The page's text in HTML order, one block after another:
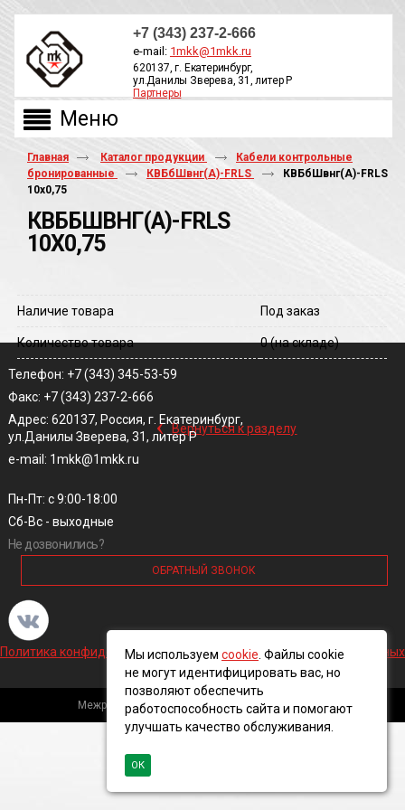
+7 (343) 237-2-666
e-mail: 1mkk@1mkk.ru
620137, г. Екатеринбург,
ул.Данилы Зверева, 31, литер Р
Партнеры
Главная Каталог продукции
Кабели контрольные
бронированные
КВБбШвнг(A)-FRLS
КВБбШвнг(A)-FRLS
10х0,75
КВББШВНГ(A)-FRLS
10Х0,75
Наличие товара Под заказ
Количество товара 0(на складе)
‹ Вернуться к разделу
Телефон: +7 (343) 345-53-59
Факс: +7 (343) 237-2-666
Адрес: 620137, Россия, г. Екатеринбург,
ул.Данилы Зверева, 31, литер Р
e-mail: 1mkk@1mkk.ru
Пн-Пт: с 9:00-18:00
Сб-Вс - выходные
Не дозвонились?
ОБРАТНЫЙ ЗВОНОК
Политика конфиденциальности и обработки персональных данных
Межрегиональная кабельная компания, 2016 ©
Мы используем cookie . Файлы cookie
не могут идентифицировать вас, но
позволяют обеспечить
работоспособность сайта и помогают
улучшать качество обслуживания.
ОК